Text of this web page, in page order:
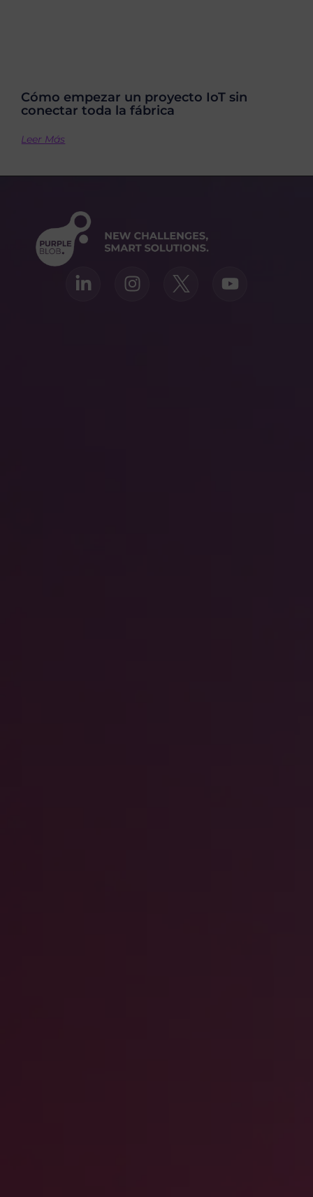
Cómo empezar un proyecto IoT sin
conectar toda la fábrica
Leer Más